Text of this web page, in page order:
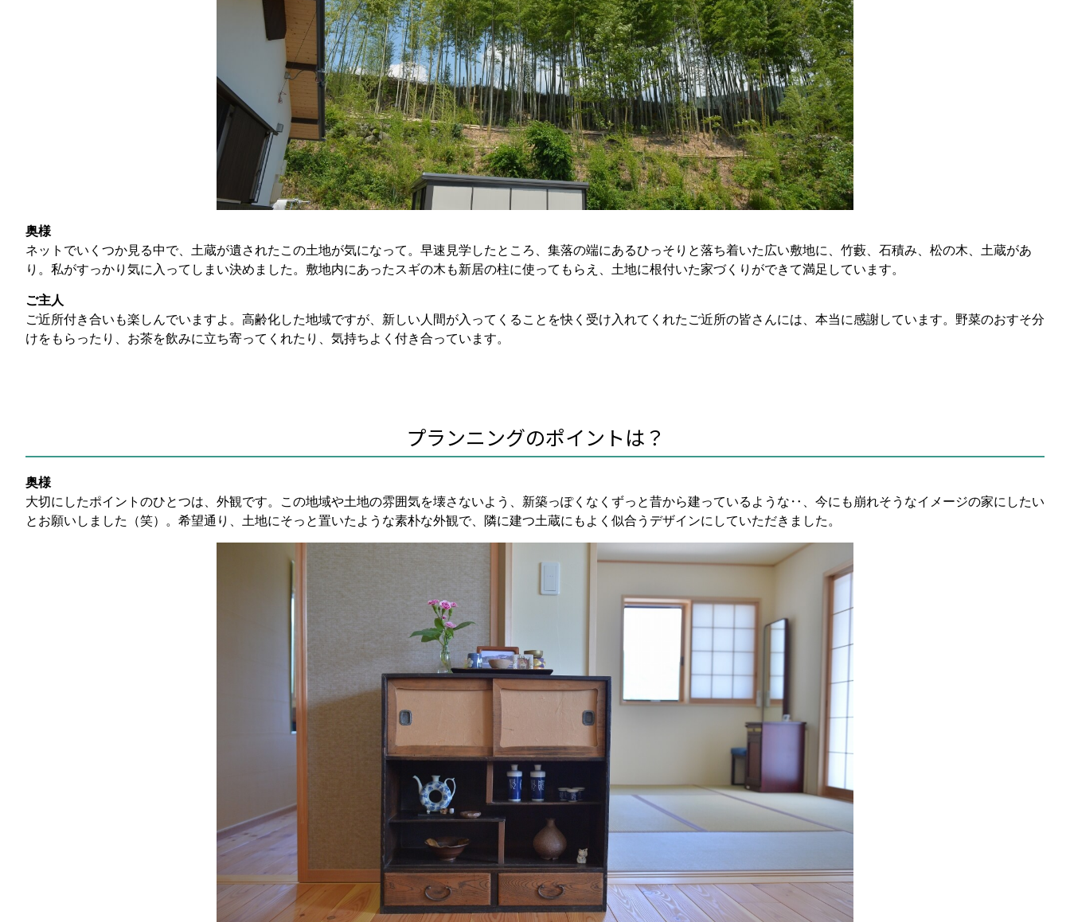
奥様
ネットでいくつか見る中で、土蔵が遺されたこの土地が気になって。早速見学したところ、集落の端にあるひっそりと落ち着いた広い敷地に、竹藪、石積み、松の木、土蔵があ
り。私がすっかり気に入ってしまい決めました。敷地内にあったスギの木も新居の柱に使ってもらえ、土地に根付いた家づくりができて満足しています。
ご主人
ご近所付き合いも楽しんでいますよ。高齢化した地域ですが、新しい人間が入ってくることを快く受け入れてくれたご近所の皆さんには、本当に感謝しています。野菜のおすそ分
けをもらったり、お茶を飲みに立ち寄ってくれたり、気持ちよく付き合っています。
プランニングのポイントは？
奥様
大切にしたポイントのひとつは、外観です。この地域や土地の雰囲気を壊さないよう、新築っぽくなくずっと昔から建っているような‥、今にも崩れそうなイメージの家にしたい
とお願いしました（笑）。希望通り、土地にそっと置いたような素朴な外観で、隣に建つ土蔵にもよく似合うデザインにしていただきました。